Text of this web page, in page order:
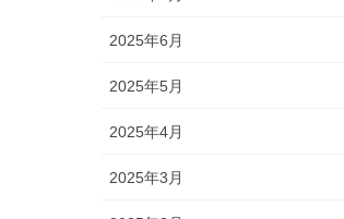
2025年6月
2025年5月
2025年4月
2025年3月